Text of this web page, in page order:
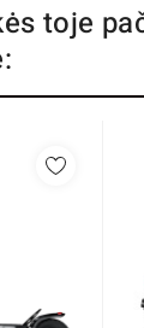
toje